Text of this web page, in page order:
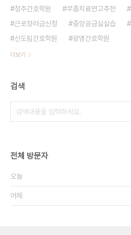
청주간호학원
무좀치료연고추천
근로장려금신청
중앙공급실실습
신도림간호학원
광명간호학원
더보기
검색
전체 방문자
오늘
어제